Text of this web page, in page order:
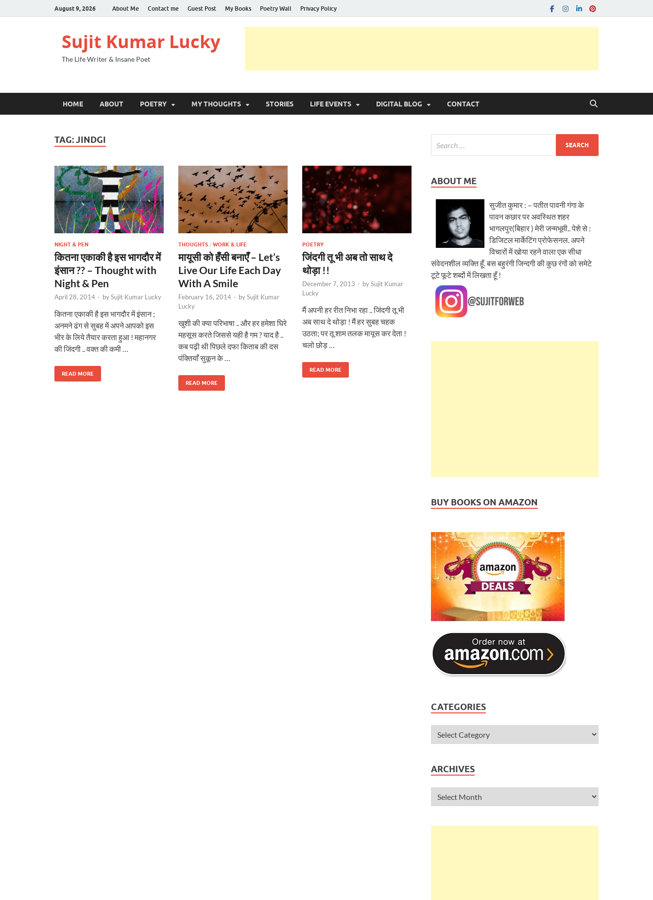
August 9, 2026 About Me Contact me Guest Post My Books Poetry Wall Privacy Policy
Sujit Kumar Lucky
The Life Writer & Insane Poet
HOME ABOUT POETRY MY THOUGHTS STORIES LIFE EVENTS DIGITAL BLOG CONTACT
TAG:JINDGI
NIGHT & PEN
कितना एकाकी है इस भागदौर में
इंसान ?? – Thought with
Night & Pen
April 28, 2014 - bySujit Kumar Lucky
कितना एकाकी है इस भागदौर में इंसान ;
अनमने ढंग से सुबह में अपने आपको इस
भीर के लिये तैयार करता हुआ ! महानगर
की जिंदगी .. वक्त की कमी …
READ MORE
THOUGHTS / WORK & LIFE
मायूसी को हँसी बनाएँ – Let’s
Live Our Life Each Day
With A Smile
February 16, 2014 - bySujit Kumar
Lucky
खुशी की क्या परिभाषा .. और हर हमेशा घिरे
महसूस करते जिससे यही है गम ? याद है ..
कब पढ़ी थी पिछले दफा किताब की दस
पंक्तियाँ सुकून के …
READ MORE
POETRY
जिंदगी तू भी अब तो साथ दे
थोड़ा !!
December 7, 2013 - bySujit Kumar
Lucky
मैं अपनी हर रीत निभा रहा .. जिंदगी तू भी
अब साथ दे थोड़ा ! मैं हर सुबह चहक
उठता; पर तू शाम तलक मायूस कर देता !
चलो छोड़ …
READ MORE
ABOUT ME
सुजीत कुमार : – पतीत पावनी गंगा के
पावन कछार पर अवस्थित शहर
भागलपुर(बिहार ) मेरी जन्मभूमी.. पेशे से :
डिजिटल मार्केटिंग प्रोफेसनल. अपने
विचारों में खोया रहने वाला एक सीधा
संवेदनशील व्यक्ति हूँ. बस बहुरंगी जिन्दगी की कुछ रंगों को समेटे
टूटे फूटे शब्दों में लिखता हूँ !
BUY BOOKS ON AMAZON
CATEGORIES
ARCHIVES